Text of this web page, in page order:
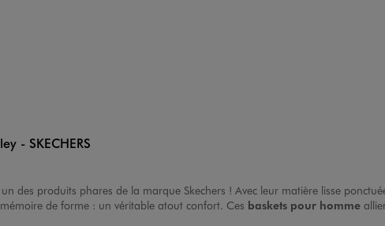
- SKECHERS
des produits phares de la marque Skechers ! Avec leur matière lisse
de forme : un véritable atout confort. Ces baskets pour homme